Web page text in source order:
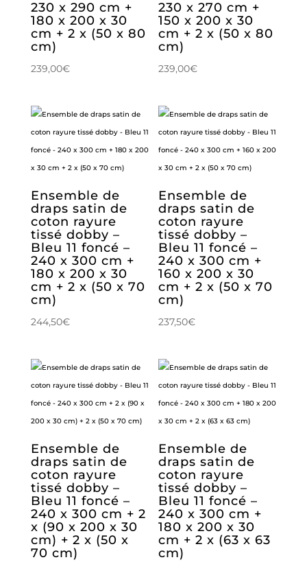
230 x 290 cm +
180 x 200 x 30
cm + 2 x (50 x 80
cm)
239,00€
230 x 270 cm +
150 x 200 x 30
cm + 2 x (50 x 80
cm)
239,00€
Ensemble de
draps satin de
coton rayure
tissé dobby –
Bleu 11 foncé –
240 x 300 cm +
180 x 200 x 30
cm + 2 x (50 x 70
cm)
244,50€
Ensemble de
draps satin de
coton rayure
tissé dobby –
Bleu 11 foncé –
240 x 300 cm +
160 x 200 x 30
cm + 2 x (50 x 70
cm)
237,50€
Ensemble de
draps satin de
coton rayure
tissé dobby –
Bleu 11 foncé –
240 x 300 cm + 2
x (90 x 200 x 30
cm) + 2 x (50 x
70 cm)
Ensemble de
draps satin de
coton rayure
tissé dobby –
Bleu 11 foncé –
240 x 300 cm +
180 x 200 x 30
cm + 2 x (63 x 63
cm)